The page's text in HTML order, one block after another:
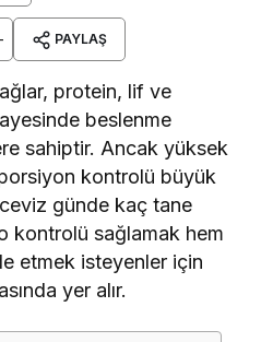
PAYLAŞ
protein, lif ve
beslenme
sahiptir. Ancak yüksek
kontrolü büyük
günde kaç tane
kontrolü sağlamak hem
etmek isteyenler için
yer alır.